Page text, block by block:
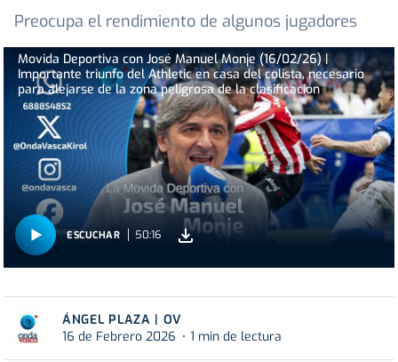
Preocupa el rendimiento de algunos jugadores
Movida Deportiva con José Manuel Monje (16/02/26) |
Importante triunfo del Athletic en casa del colista, necesario
para alejarse de la zona peligrosa de la clasificación
ESCUCHAR 50:16
ÁNGEL PLAZA | OV
16 de Febrero 2026
1 min de lectura